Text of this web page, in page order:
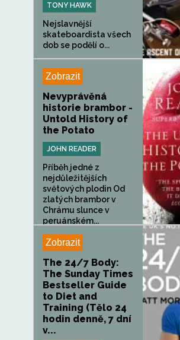
TONY HAWK
Nejslavnější
skateboardista všech
dob se podělí o...
Zobrazit
Nevyprávěná
historie brambor -
Untold History of
the Potato
JOHN READER
Příběh jedné z
nejdůležitějších
světových plodin Od
zlatých brambor v
Chrámu slunce v
peruánském...
Zobrazit
The 24/7 Body:
The Sunday Times
Bestseller Guide
to Diet and
Training (Tělo 24
hodin denně, 7 dní
v...